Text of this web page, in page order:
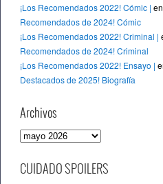
¡Los Recomendados 2022! Cómic | en
Recomendados de 2024! Cómic
¡Los Recomendados 2022! Criminal |
Recomendados de 2024! Criminal
¡Los Recomendados 2022! Ensayo |
Destacados de 2025! Biografía
Archivos
A
c
CUIDADO SPOILERS